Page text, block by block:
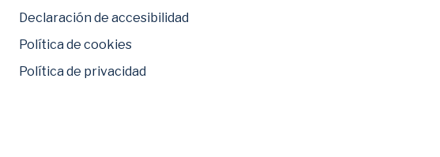
Declaración de accesibilidad
Política de cookies
Política de privacidad